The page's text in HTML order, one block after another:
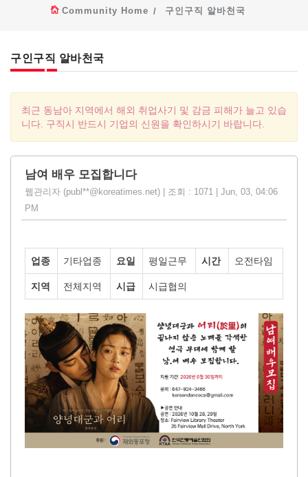
Community Home 구인구직 알바천국
구인구직 알바천국
최근 동남아 지역에서 해외 취업사기 및 감금 피해가 늘고 있습
니다. 구직시 반드시 기업의 신원을 확인하시기 바랍니다.
남여 배우 모집합니다
웹관리자 (publ**@koreatimes.net) | 조회 : 1071 | Jun, 03, 04:06
PM
업종 기타업종 요일 평일근무 시간 오전타임
지역 전체지역 시급 시급협의